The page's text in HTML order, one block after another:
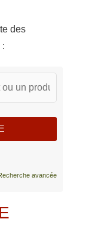
des
:
avancée